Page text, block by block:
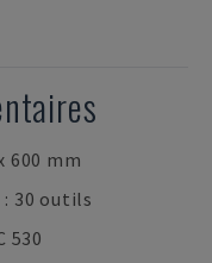
600 mm
30 outils
530